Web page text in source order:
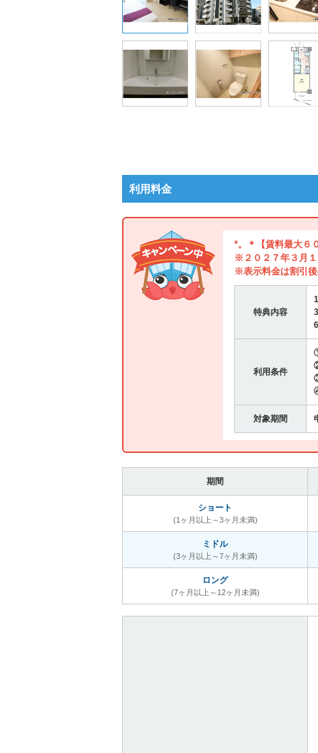
利用料金
*。＊【賃料最大６
※２０２７年３月１
※表示料金は割引後
特典内容
利用条件
対象期間
期間
ショート
(1ヶ月以上～3ヶ月未満)
ミドル
(3ヶ月以上～7ヶ月未満)
ロング
(7ヶ月以上～12ヶ月未満)